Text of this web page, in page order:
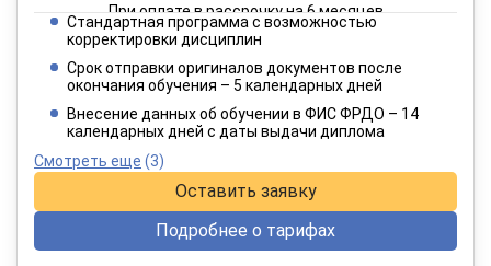
При оплате в рассрочку на 6 месяцев
3 849 руб.
При оплате в рассрочку на 12 месяцев
Стандартная программа с возможностью
корректировки дисциплин
Срок отправки оригиналов документов после
окончания обучения – 5 календарных дней
Внесение данных об обучении в ФИС ФРДО – 14
календарных дней с даты выдачи диплома
Смотреть еще (3)
Оставить заявку
Подробнее о тарифах